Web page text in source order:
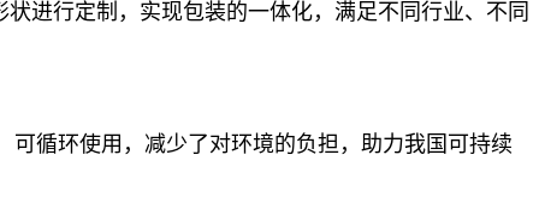
进行定制，实现包装的一体化，满足不同行业、不同
循环使用，减少了对环境的负担，助力我国可持续